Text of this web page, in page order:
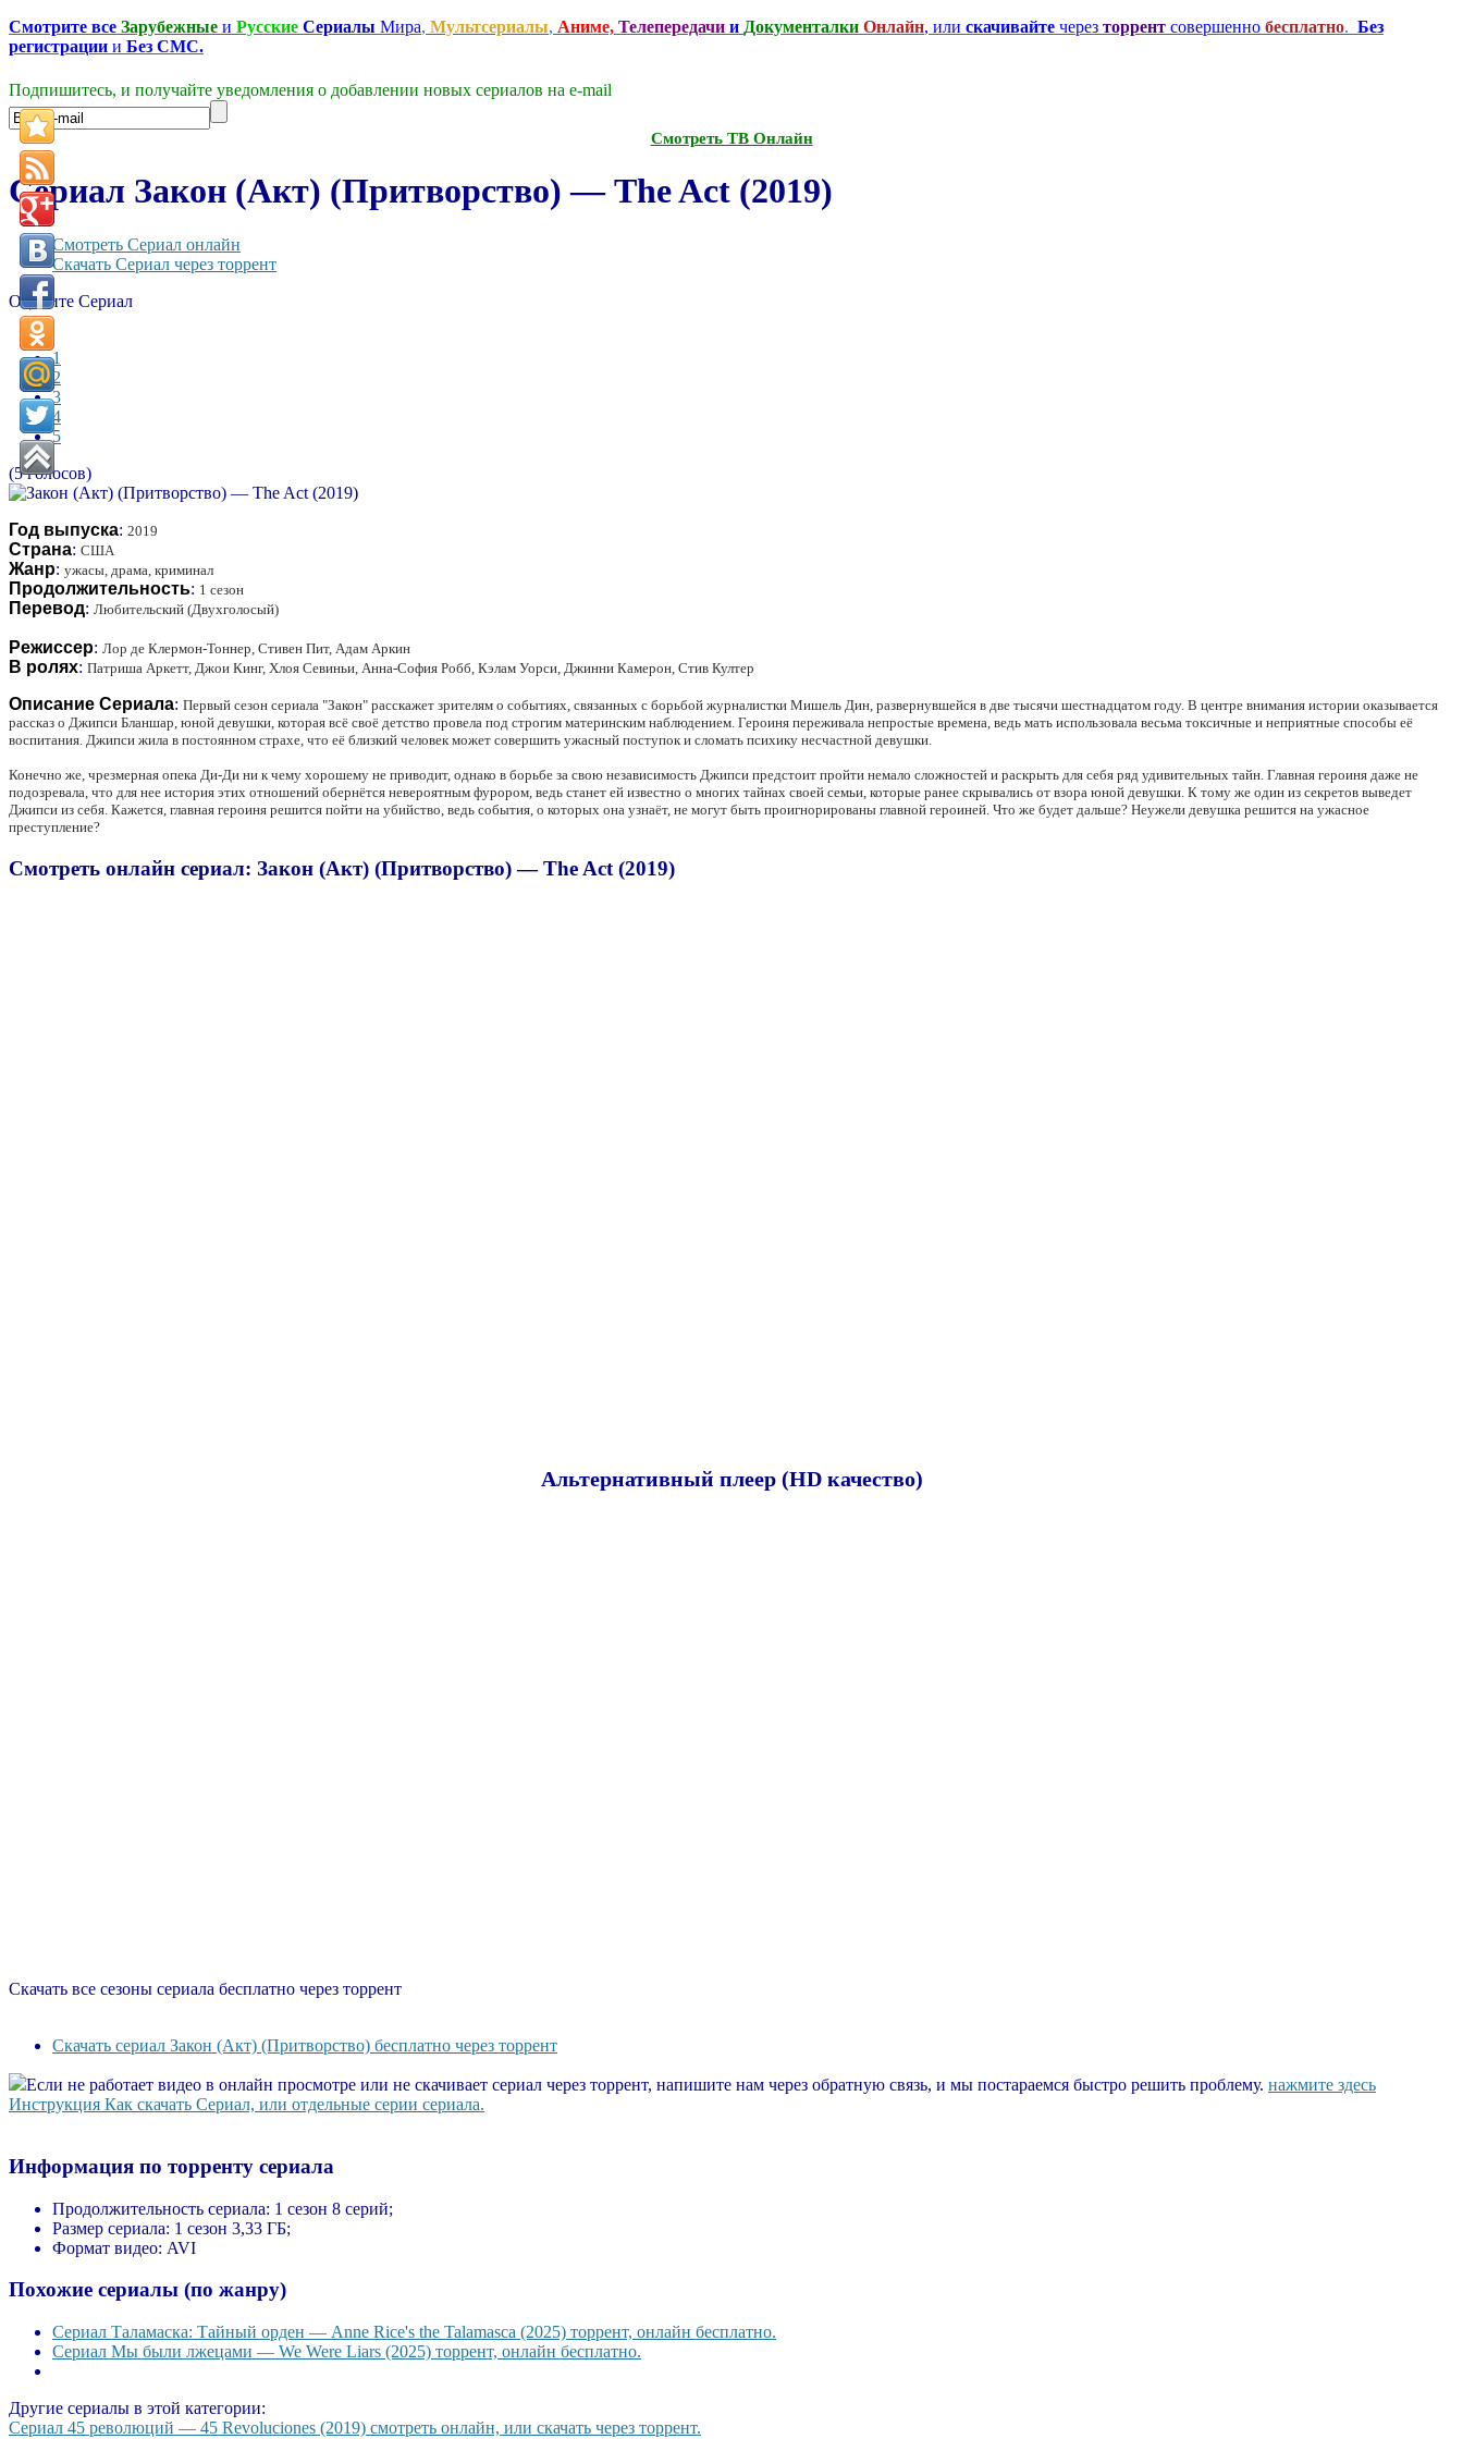
Смотрите все Зарубежные и Русские Сериалы Мира, Мультсериалы, Аниме, Телепередачи и Документалки Онлайн, или скачивайте через торрент совершенно бесплатно. Без
регистрации и Без СМС.
Подпишитесь, и получайте уведомления о добавлении новых сериалов на e-mаil
Смотреть ТВ Онлайн
Сериал Закон (Акт) (Притворство) — The Act (2019)
Смотреть Сериал онлайн
Скачать Сериал через торрент
Оцените Сериал
1
2
3
4
5
(5 голосов)
Год выпуска: 2019
Страна: США
Жанр: ужасы, драма, криминал
Продолжительность: 1 сезон
Перевод: Любительский (Двухголосый)
Режиссер: Лор де Клермон-Тоннер, Стивен Пит, Адам Аркин
В ролях: Патриша Аркетт, Джои Кинг, Хлоя Севиньи, Анна-София Робб, Кэлам Уорси, Джинни Камерон, Стив Култер
Описание Сериала: Первый сезон сериала "Закон" расскажет зрителям о событиях, связанных с борьбой журналистки Мишель Дин, развернувшейся в две тысячи шестнадцатом году. В центре внимания истории оказывается
рассказ о Джипси Бланшар, юной девушки, которая всё своё детство провела под строгим материнским наблюдением. Героиня переживала непростые времена, ведь мать использовала весьма токсичные и неприятные способы её
воспитания. Джипси жила в постоянном страхе, что её близкий человек может совершить ужасный поступок и сломать психику несчастной девушки.
Конечно же, чрезмерная опека Ди-Ди ни к чему хорошему не приводит, однако в борьбе за свою независимость Джипси предстоит пройти немало сложностей и раскрыть для себя ряд удивительных тайн. Главная героиня даже не
подозревала, что для нее история этих отношений обернётся невероятным фурором, ведь станет ей известно о многих тайнах своей семьи, которые ранее скрывались от взора юной девушки. К тому же один из секретов выведет
Джипси из себя. Кажется, главная героиня решится пойти на убийство, ведь события, о которых она узнаёт, не могут быть проигнорированы главной героиней. Что же будет дальше? Неужели девушка решится на ужасное
преступление?
Смотреть онлайн сериал: Закон (Акт) (Притворство) — The Act (2019)
Альтернативный плеер (HD качество)
Скачать все сезоны сериала бесплатно через торрент
Скачать сериал Закон (Акт) (Притворство) бесплатно через торрент
Если не работает видео в онлайн просмотре или не скачивает сериал через торрент, напишите нам через обратную связь, и мы постараемся быстро решить проблему. нажмите здесь
Инструкция Как скачать Сериал, или отдельные серии сериала.
Информация по торренту сериала
Продолжительность сериала: 1 сезон 8 серий;
Размер сериала: 1 сезон 3,33 ГБ;
Формат видео: AVI
Похожие сериалы (по жанру)
Сериал Таламаска: Тайный орден — Anne Rice's the Talamasca (2025) торрент, онлайн бесплатно.
Сериал Мы были лжецами — We Were Liars (2025) торрент, онлайн бесплатно.
Другие сериалы в этой категории:
Сериал 45 революций — 45 Revoluciones (2019) смотреть онлайн, или скачать через торрент.